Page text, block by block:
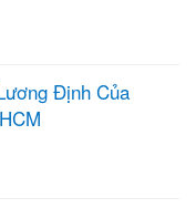
Định Của